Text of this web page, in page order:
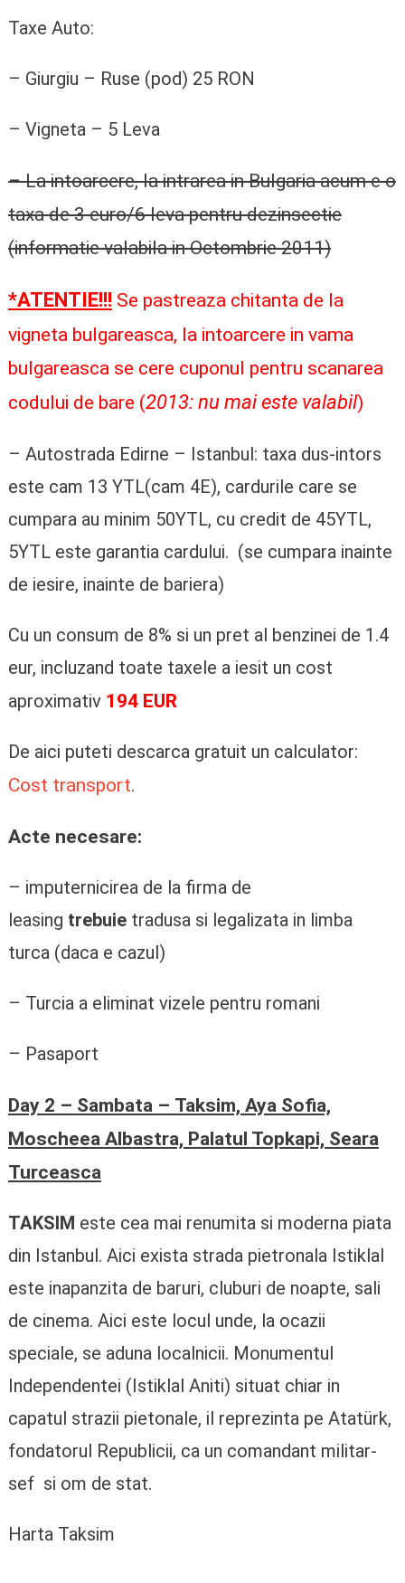
Taxe Auto:
– Giurgiu – Ruse (pod) 25 RON
– Vigneta – 5 Leva
– La intoarcere, la intrarea in Bulgaria acum e o
taxa de 3 euro/6 leva pentru dezinsectie
(informatie valabila in Octombrie 2011)
*ATENTIE!!!Se pastreaza chitanta de la
vigneta bulgareasca, la intoarcere in vama
bulgareasca se cere cuponul pentru scanarea
codului de bare (2013: nu mai este valabil)
– Autostrada Edirne – Istanbul: taxa dus-intors
este cam 13 YTL(cam 4E), cardurile care se
cumpara au minim 50YTL, cu credit de 45YTL,
5YTL este garantia cardului. (se cumpara inainte
de iesire, inainte de bariera)
Cu un consum de 8% si un pret al benzinei de 1.4
eur, incluzand toate taxele a iesit un cost
aproximativ 194 EUR
De aici puteti descarca gratuit un calculator:
Cost transport.
Acte necesare:
– imputernicirea de la firma de
leasing trebuietradusa si legalizata in limba
turca (daca e cazul)
– Turcia a eliminat vizele pentru romani
– Pasaport
Day 2 – Sambata – Taksim, Aya Sofia,
Moscheea Albastra, Palatul Topkapi, Seara
Turceasca
TAKSIM este cea mai renumita si moderna piata
din Istanbul. Aici exista strada pietronala Istiklal
este inapanzita de baruri, cluburi de noapte, sali
de cinema. Aici este locul unde, la ocazii
speciale, se aduna localnicii. Monumentul
Independentei (Istiklal Aniti) situat chiar in
capatul strazii pietonale, il reprezinta pe Atatürk,
fondatorul Republicii, ca un comandant militar-
sef si om de stat.
Harta Taksim